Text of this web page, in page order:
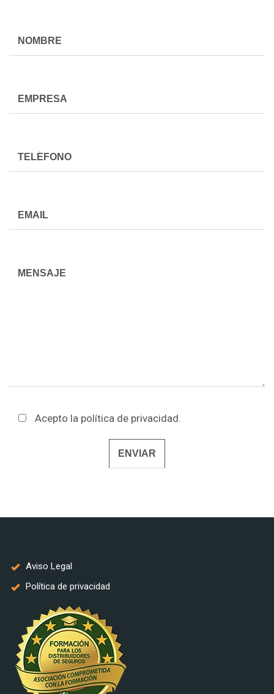
Acepto la política de privacidad.
Aviso Legal
Política de privacidad